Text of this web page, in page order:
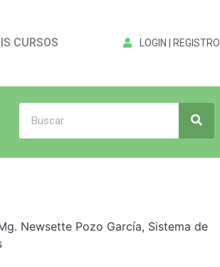
CURSOS LOGIN | REGISTRO
Newsette Pozo García, Sistema de